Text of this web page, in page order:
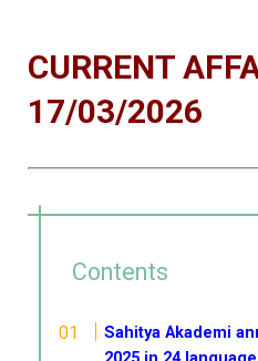
CURRENT
17/03/2026
Contents
Sahitya Akademi